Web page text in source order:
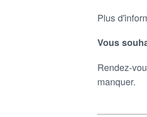
Plus
Vous
Rendez-
manquer.